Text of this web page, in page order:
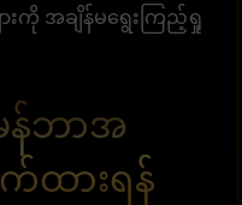
ားကို အချိန်မရွေးကြည့်ရှု
မန်ဘာအ
ထားရန်